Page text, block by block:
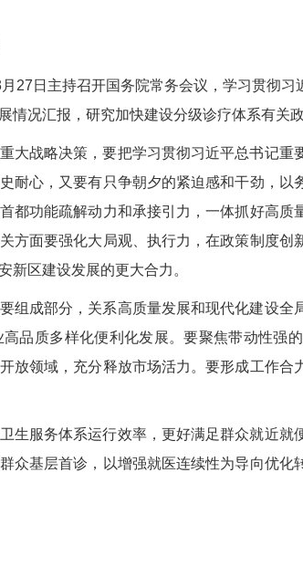
27日主持召开国务院常务会议，学习贯彻习
况汇报，研究加快建设分级诊疗体系有关政
大战略决策，要把学习贯彻习近平总书记
耐心，又要有只争朝夕的紧迫感和干劲，以
都功能疏解动力和承接引力，一体抓好高
方面要强化大局观、执行力，在政策制度
新区建设发展的更大合力。
组成部分，关系高质量发展和现代化建设
品质多样化便利化发展。要聚焦带动性强
放领域，充分释放市场活力。要形成工作
生服务体系运行效率，更好满足群众就近
众基层首诊，以增强就医连续性为导向优